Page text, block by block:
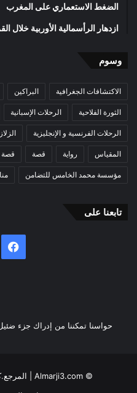
الضغط الاستعماري على المغرب
ازدهار الرأسمالية الأوربية خلال
وسوم
الاكتشافات الجغرافية البراكين
الثورة الفلاحية الرحلات الإسبانية
الرحلات الفرنسية و الإنجليزية
المقياس رواية قصة قصة
مؤسسة محمد الخامس للتضامن
تابعنا على
حواسنا تمكننا من إدراك جزء
© Almarji3.com | المرجع.كوم ، جميع الحقوق محفوظة